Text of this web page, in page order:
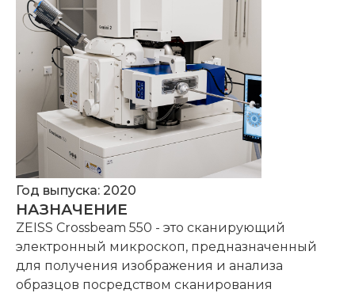
Год выпуска: 2020
НАЗНАЧЕНИЕ
ZEISS Crossbeam 550 - это сканирующий
электронный микроскоп, предназначенный
для получения изображения и анализа
образцов посредством сканирования